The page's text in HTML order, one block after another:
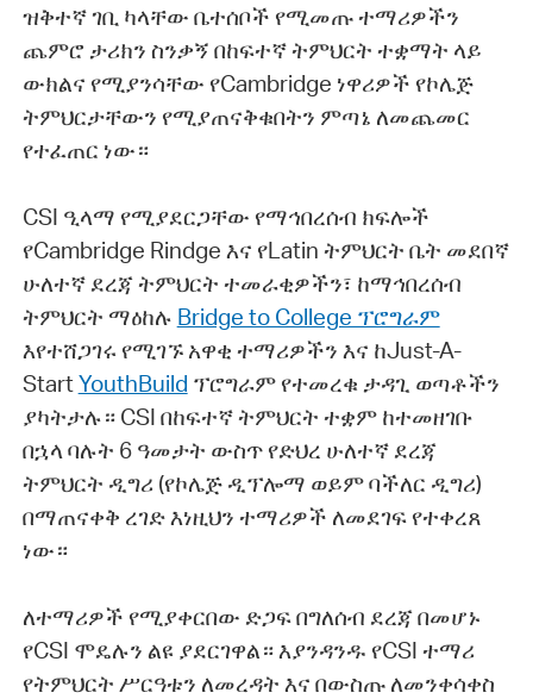
ዝቅተኛ ገቢ ካላቸው ቤተሰቦች የሚመጡ ተማሪዎችን
ጨምሮ ታሪክን ስንቃኝ በከፍተኛ ትምህርት ተቋማት ላይ
ውክልና የሚያንሳቸው የCambridge ነዋሪዎች የኮሌጅ
ትምህርታቸውን የሚያጠናቅቁበትን ምጣኔ ለመጨመር
የተፈጠር ነው።
CSI ዒላማ የሚያደርጋቸው የማኅበረሰብ ክፍሎች
የCambridge Rindge እና የLatin ትምህርት ቤት መደበኛ
ሁለተኛ ደረጃ ትምህርት ተመራቂዎችን፣ ከማኅበረሰብ
ትምህርት ማዕከሉ Bridge to College ፕሮግራም
እየተሸጋገሩ የሚገኙ አዋቂ ተማሪዎችን እና ከJust-A-
Start YouthBuild ፕሮግራም የተመረቁ ታዳጊ ወጣቶችን
ያካትታሉ። CSI በከፍተኛ ትምህርት ተቋም ከተመዘገቡ
በኋላ ባሉት 6 ዓመታት ውስጥ የድህረ ሁለተኛ ደረጃ
ትምህርት ዲግሪ (የኮሌጅ ዲፕሎማ ወይም ባችለር ዲግሪ)
በማጠናቀቅ ረገድ እነዚህን ተማሪዎች ለመደገፍ የተቀረጸ
ነው።
ለተማሪዎች የሚያቀርበው ድጋፍ በግለሰብ ደረጃ በመሆኑ
የCSI ሞዴሉን ልዩ ያደርገዋል። እያንዳንዱ የCSI ተማሪ
የትምህርት ሥርዓቱን ለመረዳት እና በውስጡ ለመንቀሳቀስ